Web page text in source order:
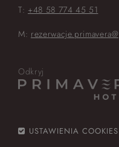
T: +48 58 774 45 51
M:
Odkryj
USTAWIENIA COOKIES